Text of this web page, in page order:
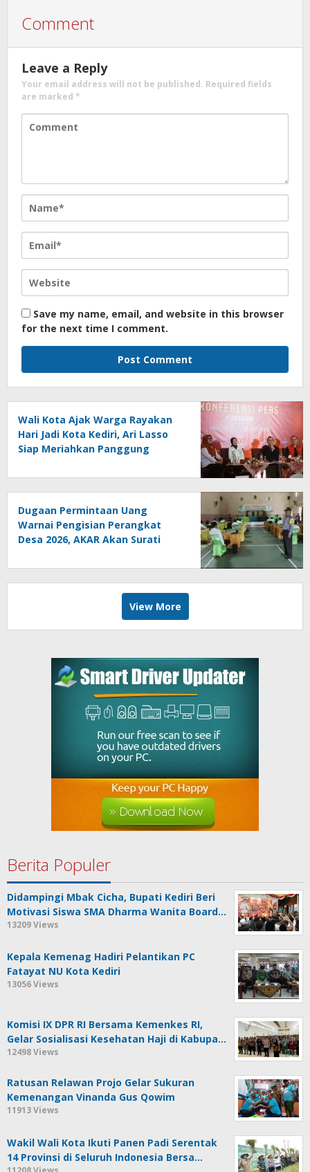
Comment
Leave a Reply
Your email address will not be published. Required fields
are marked *
Save my name, email, and website in this browser
for the next time I comment.
Wali Kota Ajak Warga Rayakan
Hari Jadi Kota Kediri, Ari Lasso
Siap Meriahkan Panggung
Dugaan Permintaan Uang
Warnai Pengisian Perangkat
Desa 2026, AKAR Akan Surati
View More
Berita Populer
Didampingi Mbak Cicha, Bupati Kediri Beri
Motivasi Siswa SMA Dharma Wanita Board…
13209 Views
Kepala Kemenag Hadiri Pelantikan PC
Fatayat NU Kota Kediri
13056 Views
Komisi IX DPR RI Bersama Kemenkes RI,
Gelar Sosialisasi Kesehatan Haji di Kabupa…
12498 Views
Ratusan Relawan Projo Gelar Sukuran
Kemenangan Vinanda Gus Qowim
11913 Views
Wakil Wali Kota Ikuti Panen Padi Serentak
14 Provinsi di Seluruh Indonesia Bersa…